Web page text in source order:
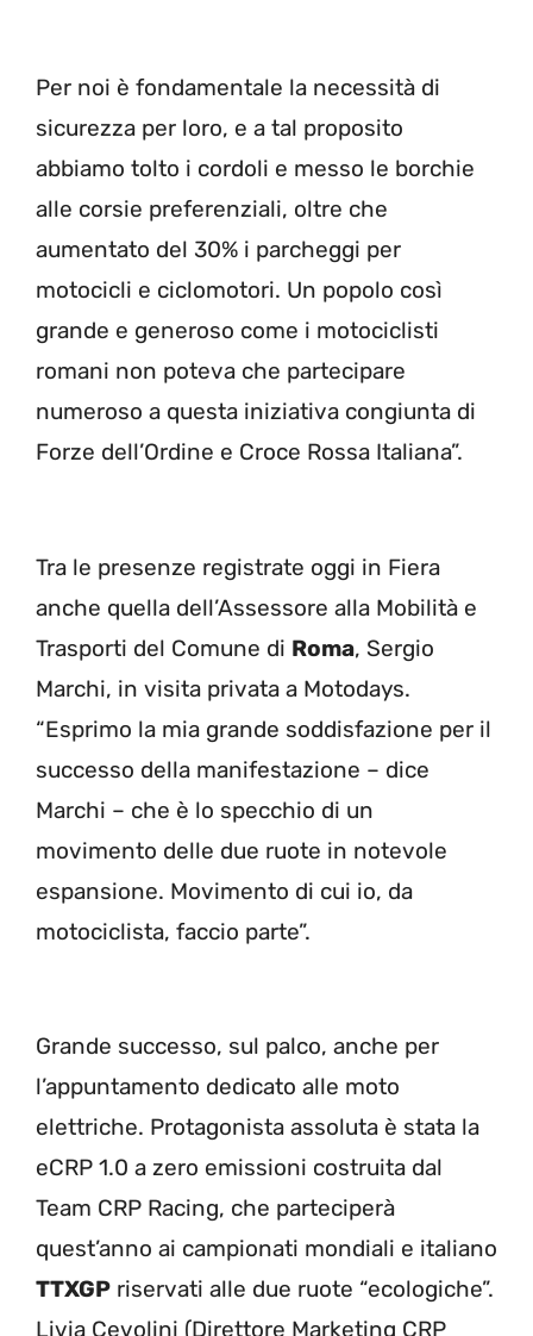
Per noi è fondamentale la necessità di
sicurezza per loro, e a tal proposito
abbiamo tolto i cordoli e messo le borchie
alle corsie preferenziali, oltre che
aumentato del 30% i parcheggi per
motocicli e ciclomotori. Un popolo così
grande e generoso come i motociclisti
romani non poteva che partecipare
numeroso a questa iniziativa congiunta di
Forze dell’Ordine e Croce Rossa Italiana”.
Tra le presenze registrate oggi in Fiera
anche quella dell’Assessore alla Mobilità e
Trasporti del Comune di Roma, Sergio
Marchi, in visita privata a Motodays.
“Esprimo la mia grande soddisfazione per il
successo della manifestazione – dice
Marchi – che è lo specchio di un
movimento delle due ruote in notevole
espansione. Movimento di cui io, da
motociclista, faccio parte”.
Grande successo, sul palco, anche per
l’appuntamento dedicato alle moto
elettriche. Protagonista assoluta è stata la
eCRP 1.0 a zero emissioni costruita dal
Team CRP Racing, che parteciperà
quest’anno ai campionati mondiali e italiano
TTXGP riservati alle due ruote “ecologiche”.
Livia Cevolini (Direttore Marketing CRP